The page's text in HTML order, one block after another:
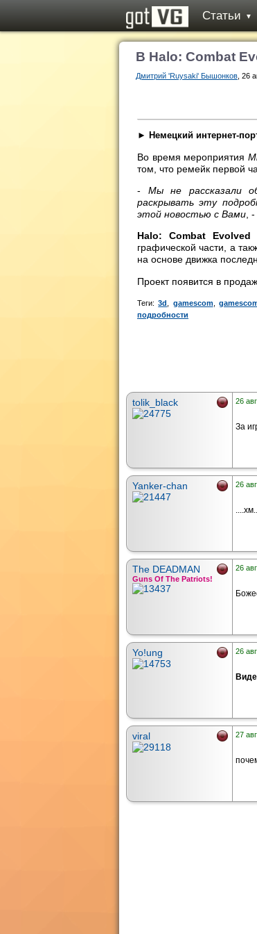
Статьи ▼
В Halo: Combat
Дмитрий 'Ruysaki' Бышонков , 26
► Немецкий интернет-
Во время мероприятия
том, что ремейк первой
- Мы не рассказали
раскрывать эту
этой новостью с Вами ,
Halo: Combat Evolved
графической части, а
на основе движка
Проект появится в
Теги:3d gamescom,
подробности
tolik_black 26
За
Yanker-chan 26
The DEADMAN
Guns Of The Patriots!
26
Yo!ung 26
viral 27